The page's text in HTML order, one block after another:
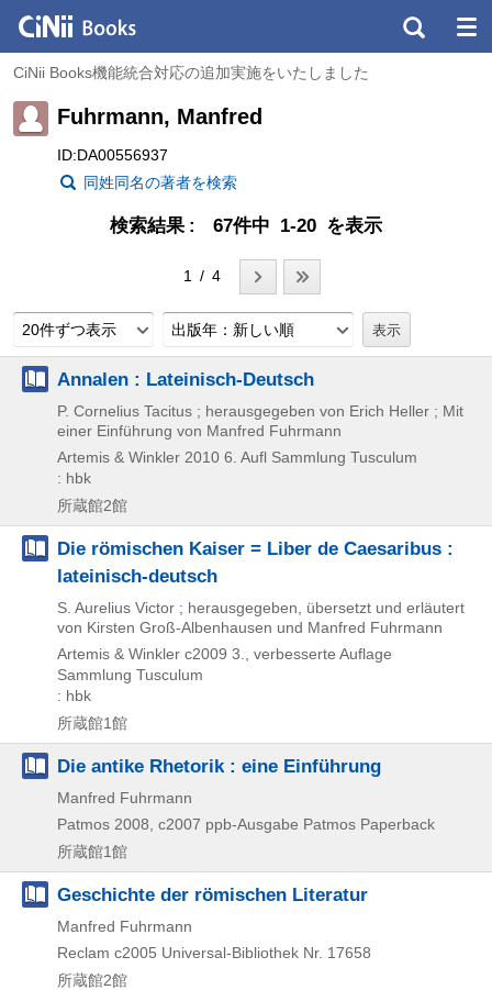
CiNii Books機能統合対応の追加実施をいたしました
Fuhrmann, Manfred
ID:DA00556937
同姓同名の著者を検索
検索結果 67件中 1-20 を表示
1 / 4
20件ずつ表示 出版年：新しい順
Annalen : Lateinisch-Deutsch
P. Cornelius Tacitus ; herausgegeben von Erich Heller ; Mit
einer Einführung von Manfred Fuhrmann
Artemis & Winkler 2010 6. Aufl Sammlung Tusculum
: hbk
所蔵館2館
Die römischen Kaiser = Liber de Caesaribus :
lateinisch-deutsch
S. Aurelius Victor ; herausgegeben, übersetzt und erläutert
von Kirsten Groß-Albenhausen und Manfred Fuhrmann
Artemis & Winkler c2009 3., verbesserte Auflage
Sammlung Tusculum
: hbk
所蔵館1館
Die antike Rhetorik : eine Einführung
Manfred Fuhrmann
Patmos 2008, c2007 ppb-Ausgabe Patmos Paperback
所蔵館1館
Geschichte der römischen Literatur
Manfred Fuhrmann
Reclam c2005 Universal-Bibliothek Nr. 17658
所蔵館2館